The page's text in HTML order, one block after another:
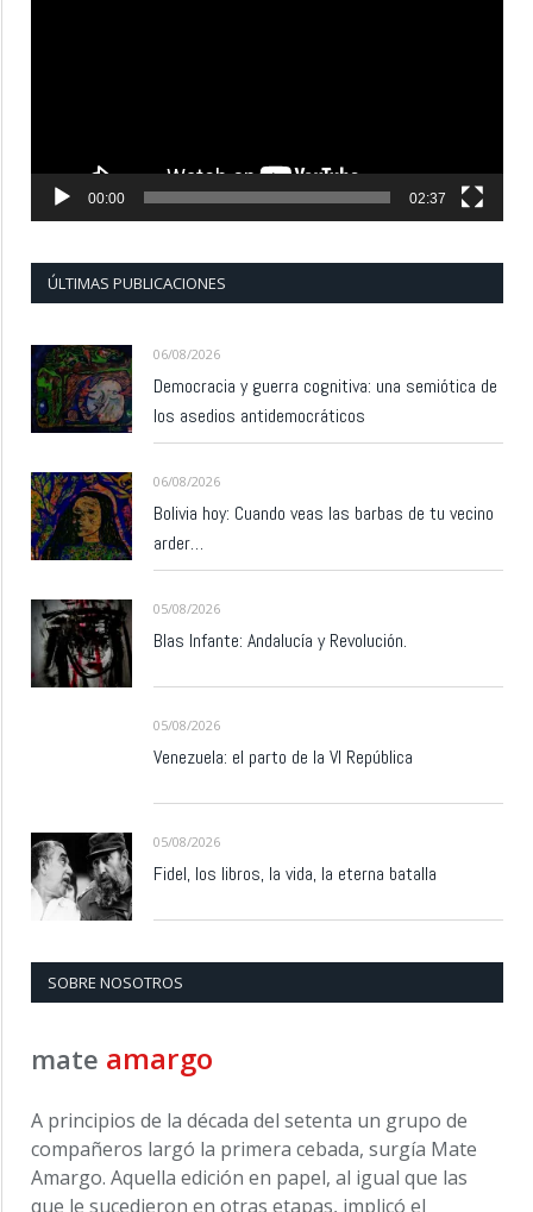
00:00 02:37
ÚLTIMAS PUBLICACIONES
06/08/2026
Democracia y guerra cognitiva: una semiótica de
los asedios antidemocráticos
06/08/2026
Bolivia hoy: Cuando veas las barbas de tu vecino
arder…
05/08/2026
Blas Infante: Andalucía y Revolución.
05/08/2026
Venezuela: el parto de la VI República
05/08/2026
Fidel, los libros, la vida, la eterna batalla
SOBRE NOSOTROS
mate amargo
A principios de la década del setenta un grupo de
compañeros largó la primera cebada, surgía Mate
Amargo. Aquella edición en papel, al igual que las
que le sucedieron en otras etapas, implicó el